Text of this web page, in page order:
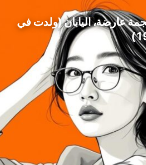
نجمة عارضة، اليابان (ولدت في